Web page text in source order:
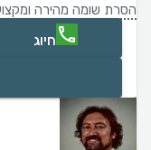
הסרת שומה מהירה
חיוג